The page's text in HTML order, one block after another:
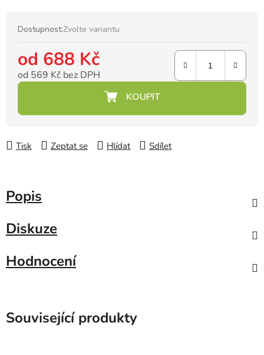
Dostupnost:Zvolte variantu
od 688 Kč
od 569 Kč bez DPH
Měrná cena:
Tisk Zeptat se Hlídat Sdílet
Popis
Diskuze
Hodnocení
Související produkty